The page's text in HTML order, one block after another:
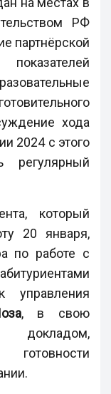
РФ
партнёрской
хода
2024 с этого
регулярный
который
20 января,
по работе с
управления
, в свою
готовности